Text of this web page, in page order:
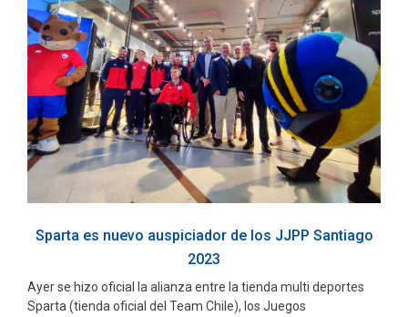
Sparta es nuevo auspiciador de los JJPP Santiago
2023
Ayer se hizo oficial la alianza entre la tienda multi deportes
Sparta (tienda oficial del Team Chile), los Juegos